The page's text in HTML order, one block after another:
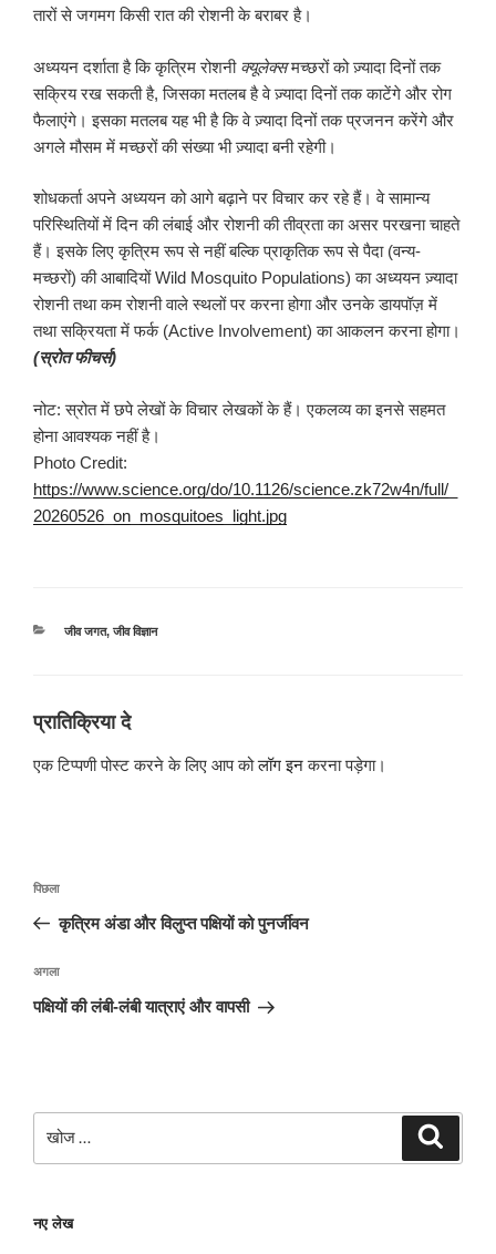
तारों से जगमग किसी रात की रोशनी के बराबर है।
अध्ययन दर्शाता है कि कृत्रिम रोशनी क्यूलेक्समच्छरों को ज़्यादा दिनों तक
सक्रिय रख सकती है, जिसका मतलब है वे ज़्यादा दिनों तक काटेंगे और रोग
फैलाएंगे। इसका मतलब यह भी है कि वे ज़्यादा दिनों तक प्रजनन करेंगे और
अगले मौसम में मच्छरों की संख्या भी ज़्यादा बनी रहेगी।
शोधकर्ता अपने अध्ययन को आगे बढ़ाने पर विचार कर रहे हैं। वे सामान्य
परिस्थितियों में दिन की लंबाई और रोशनी की तीव्रता का असर परखना चाहते
हैं। इसके लिए कृत्रिम रूप से नहीं बल्कि प्राकृतिक रूप से पैदा (वन्य-
मच्छरों) की आबादियों Wild Mosquito Populations) का अध्ययन ज़्यादा
रोशनी तथा कम रोशनी वाले स्थलों पर करना होगा और उनके डायपॉज़ में
तथा सक्रियता में फर्क (Active Involvement) का आकलन करना होगा।
(स्रोत फीचर्स)
नोट: स्रोत में छपे लेखों के विचार लेखकों के हैं। एकलव्य का इनसे सहमत
होना आवश्यक नहीं है।
Photo Credit:
https://www.science.org/do/10.1126/science.zk72w4n/full/_
20260526_on_mosquitoes_light.jpg
श्रेणियाँ
जीव जगत, जीव विज्ञान
प्रातिक्रिया दे
एक टिप्पणी पोस्ट करने के लिए आप कोलॉग इनकरना पड़ेगा।
पोस्ट
पिछला
पोस्ट:
पिछला
कृत्रिम अंडा और विलुप्त पक्षियों को पुनर्जीवन
अगली
पोस्ट
अगला
पक्षियों की लंबी-लंबी यात्राएं और वापसी
खोजे
नए लेख